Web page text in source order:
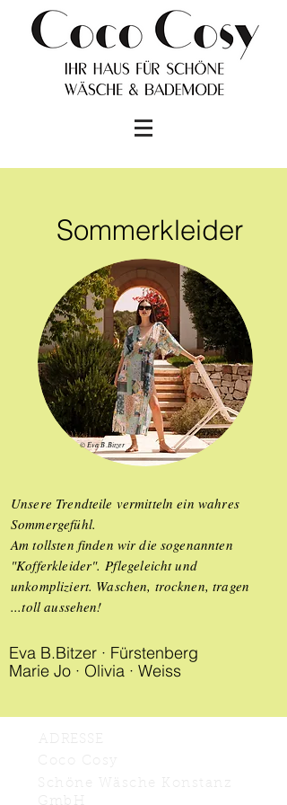
Sommerkleider
© Eva B.Bitzer
Unsere Trendteile vermitteln ein wahres
Sommergefühl.
Am tollsten finden wir die sogenannten
"Kofferkleider". Pflegeleicht und
unkompliziert. Waschen, trocknen, tragen
...toll aussehen!
Eva B.Bitzer · Fürstenberg
Marie Jo · Olivia · Weiss